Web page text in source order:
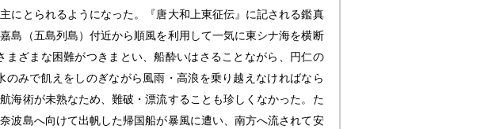
にとられるようになった。『唐大和上東征伝』に記される鑑真
島（五島列島）付近から順風を利用して一気に東シナ海を横断
ざまな困難がつきまとい、船酔いはさることながら、円仁の
みで飢えをしのぎながら風雨・高浪を乗り越えなければなら
海術が未熟なため、難破・漂流することも珍しくなかった。た
波島へ向けて出帆した帰国船が暴風に遭い、南方へ流されて安